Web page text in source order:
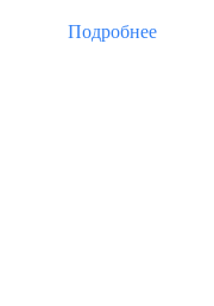
Подробнее